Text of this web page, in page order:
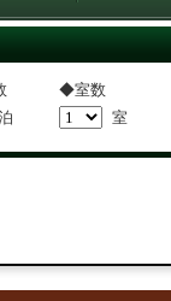
◆室数
室